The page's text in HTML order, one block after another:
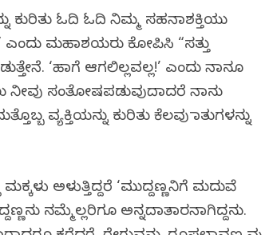
ಕುರಿತು ಓದಿ ಓದಿ ನಿಮ್ಮ ಸಹನಾಶಕ್ತಿಯು
ಎಂದು ಮಹಾಶಯರು ಕೋಪಿಸಿ “ಸತ್ತು
‘ಹಾಗೆ ಆಗಲಿಲ್ಲವಲ್ಲ!’ ಎಂದು ನಾನೂ
ನೀವು ಸಂತೋಷಪಡುವುದಾದರೆ ನಾನು
ವ್ಯಕ್ತಿಯನ್ನು ಕುರಿತು ಕೆಲವು ಮಾತುಗಳನ್ನು
ಅಳುತ್ತಿದ್ದರೆ ‘ಮುದ್ದಣ್ಣನಿಗೆ ಮದುವೆ
ನಮ್ಮೆಲ್ಲರಿಗೂ ಅನ್ನದಾತಾರನಾಗಿದ್ದನು.